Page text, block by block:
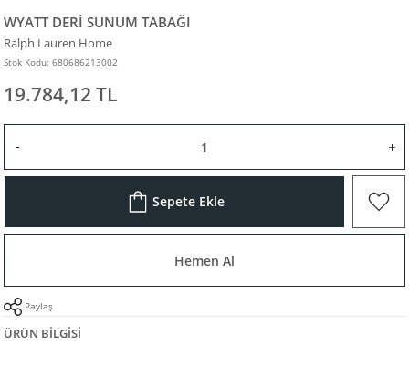
WYATT DERİ SUNUM TABAĞI
Ralph Lauren Home
Stok Kodu: 680686213002
19.784,12 TL
Sepete Ekle
Hemen Al
Paylaş
ÜRÜN BILGISI